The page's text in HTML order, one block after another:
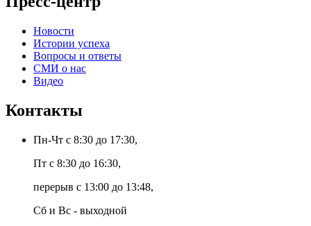
Новости
Истории успеха
Вопросы и ответы
СМИ о нас
Видео
Контакты
Пн-Чт с 8:30 до 17:30,
Пт с 8:30 до 16:30,
перерыв с 13:00 до 13:48,
Сб и Вс - выходной